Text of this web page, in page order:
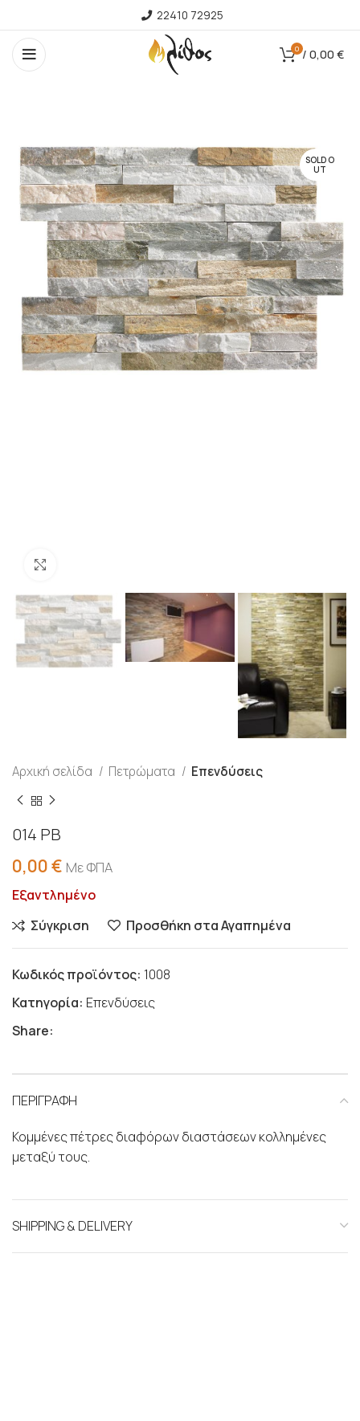
22410 72925
0 / 0,00 €
SOLD O
UT
Αρχική σελίδα Πετρώματα Επενδύσεις
014 PB
0,00€ Με ΦΠΑ
Εξαντλημένο
Σύγκριση
Προσθήκη στα Αγαπημένα
Κωδικός προϊόντος: 1008
Κατηγορία: Επενδύσεις
Share:
ΠΕΡΙΓΡΑΦΗ
Κομμένες πέτρες διαφόρων διαστάσεων κολλημένες
μεταξύ τους.
SHIPPING & DELIVERY